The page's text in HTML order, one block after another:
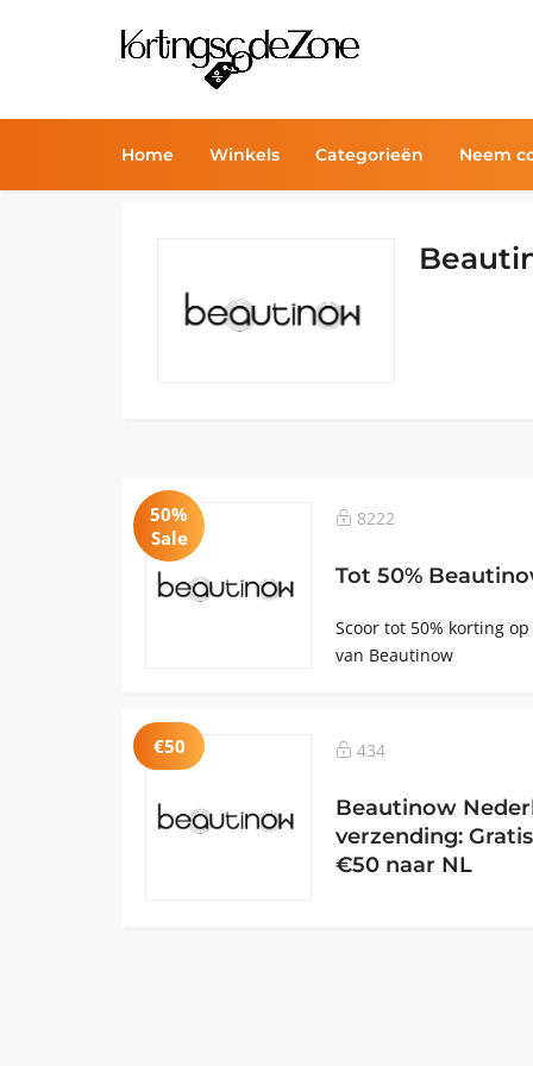
Home Winkels Categorieën Neem
50%
Sale
8222
Tot 50%
Scoor tot 50% korting
van Beautinow
€50 434
Beautinow
verzending:
€50 naar NL